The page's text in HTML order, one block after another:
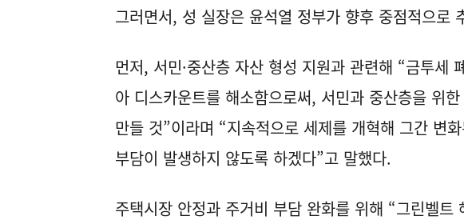
그러면서, 성 실장은 윤석열 정부가 향후 중점적으로
먼저, 서민·중산층 자산 형성 지원과 관련해 “금투세
아 디스카운트를 해소함으로써, 서민과 중산층을 위
만들 것”이라며 “지속적으로 세제를 개혁해 그간 변
부담이 발생하지 않도록 하겠다”고 말했다.
주택시장 안정과 주거비 부담 완화를 위해 “그린벨